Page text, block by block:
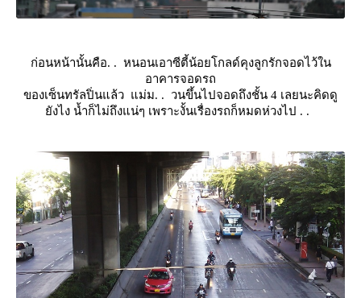
ก่อนหน้านั้นคือ. . หนอนเอาซีตี้น้อยโกลด์คุงลูกรักจอดไว้ใน
อาคารจอดรถ
ของเซ็นทรัลปิ่นแล้ว แม่ม. . วนขึ้นไปจอดถึงชั้น 4 เลยนะคิดดู
ังไง น้ำก็ไม่ถึงแน่ๆ เพราะงั้นเรื่องรถก็หมดห่วงไป . .